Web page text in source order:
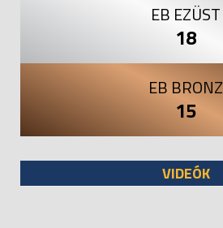
EB EZÜST
18
EB BRONZ
15
VIDEÓK